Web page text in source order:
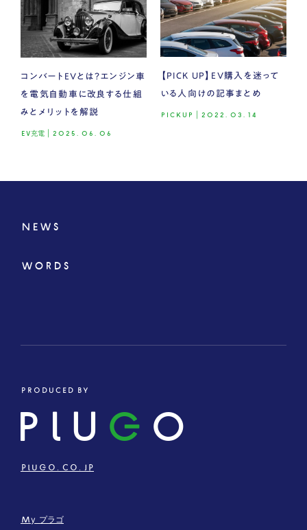
コンバートEVとは？エンジン車
を電気自動車に改良する仕組
みとメリットを解説
EV充電 2025.06.06
【PICK UP】EV購入を迷って
いる人向けの記事まとめ
PICKUP 2022.03.14
NEWS
WORDS
PRODUCED BY
PLU G O
PLUGO.CO.JP
My プラゴ